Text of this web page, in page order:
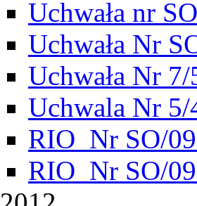
Uchwała nr
Uchwała Nr
Uchwała Nr
Uchwala Nr 5/
RIO_Nr SO/
RIO_Nr SO/